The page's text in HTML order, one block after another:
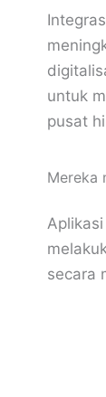
untuk
pusat
Mereka
secara